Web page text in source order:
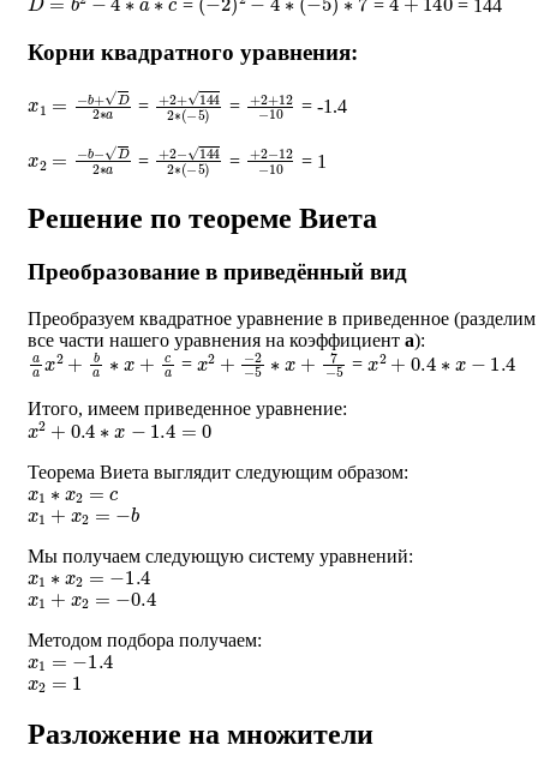
= = = 144
Корни квадратного уравнения:
+ D2∗ = + 2+ 144 (−5 )
= + 2+ 12 10
= -1.4
b−D2∗ = +2−144 (−5)
= +2−12 10
= 1
Решение по теореме Виета
Преобразование в приведённый вид
Преобразуем квадратное уравнение в приведенное (разделим
все части нашего уравнения на коэффициент a):
aax2+ba∗x+ca = x2+
−2−5∗x+7−5 =x2+ 0.4 ∗ 1.4
Итого, имеем приведенное уравнение:
x2+0.4 ∗x−1.4=0
Теорема Виета выглядит следующим образом:
x1∗x2= c
x1 + x2 =− b
Мы получаем следующую систему уравнений:
x1∗x2=−1.4
x1 + x2 =− 0.4
Методом подбора получаем:
x1=−1.4
x2 =1
Разложение на множители